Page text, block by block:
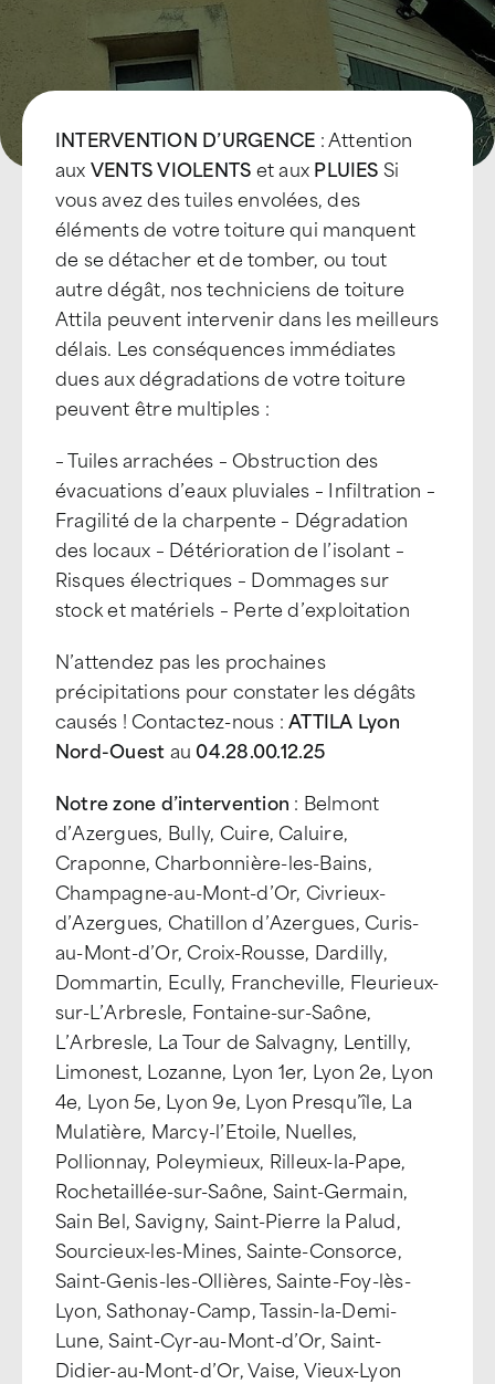
INTERVENTION D’URGENCE : Attention
auxVENTS VIOLENTSet auxPLUIESSi
vous avez des tuiles envolées, des
éléments de votre toiture qui manquent
de se détacher et de tomber, ou tout
autre dégât, nos techniciens de toiture
Attila peuvent intervenir dans les meilleurs
délais. Les conséquences immédiates
dues aux dégradations de votre toiture
peuvent être multiples :
– Tuiles arrachées – Obstruction des
évacuations d’eaux pluviales – Infiltration –
Fragilité de la charpente – Dégradation
des locaux – Détérioration de l’isolant –
Risques électriques – Dommages sur
stock et matériels – Perte d’exploitation
N’attendez pas les prochaines
précipitations pour constater les dégâts
causés ! Contactez-nous :ATTILA Lyon
Nord-Ouestau04.28.00.12.25
Notre zone d’intervention : Belmont
d’Azergues, Bully, Cuire, Caluire,
Craponne, Charbonnière-les-Bains,
Champagne-au-Mont-d’Or, Civrieux-
d’Azergues, Chatillon d’Azergues, Curis-
au-Mont-d’Or, Croix-Rousse, Dardilly,
Dommartin, Ecully, Francheville, Fleurieux-
sur-L’Arbresle, Fontaine-sur-Saône,
L’Arbresle, La Tour de Salvagny, Lentilly,
Limonest, Lozanne, Lyon 1er, Lyon 2e, Lyon
4e, Lyon 5e, Lyon 9e, Lyon Presqu’île, La
Mulatière, Marcy-l’Etoile, Nuelles,
Pollionnay, Poleymieux, Rilleux-la-Pape,
Rochetaillée-sur-Saône, Saint-Germain,
Sain Bel, Savigny, Saint-Pierre la Palud,
Sourcieux-les-Mines, Sainte-Consorce,
Saint-Genis-les-Ollières, Sainte-Foy-lès-
Lyon, Sathonay-Camp, Tassin-la-Demi-
Lune, Saint-Cyr-au-Mont-d’Or, Saint-
Didier-au-Mont-d’Or, Vaise, Vieux-Lyon